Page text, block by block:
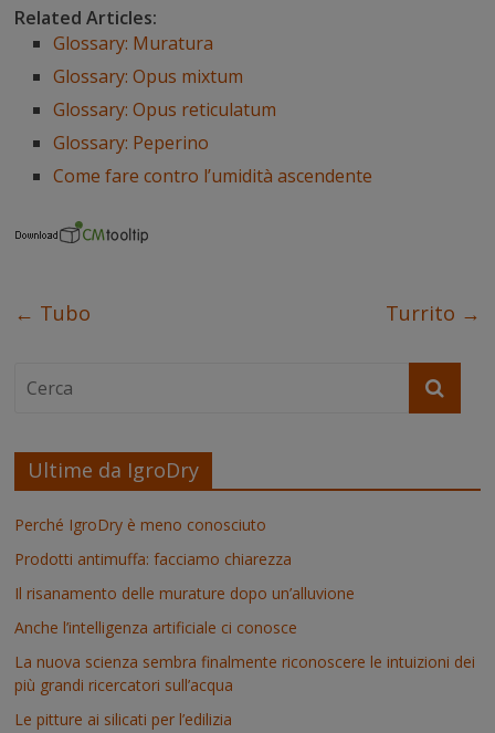
e
b
o
k
t
t
e
r
t
e
r
e
s
t
k
e
d
I
n
t
s
A
p
p
n
g
e
r
Related Articles:
Glossary: Muratura
Glossary: Opus mixtum
Glossary: Opus reticulatum
Glossary: Peperino
Come fare contro l’umidità ascendente
← Tubo Turrito →
Ultime da IgroDry
Perché IgroDry è meno conosciuto
Prodotti antimuffa: facciamo chiarezza
Il risanamento delle murature dopo un’alluvione
Anche l’intelligenza artificiale ci conosce
La nuova scienza sembra finalmente riconoscere le intuizioni dei
più grandi ricercatori sull’acqua
Le pitture ai silicati per l’edilizia